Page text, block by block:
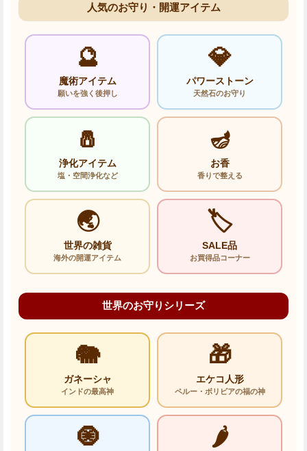
人気のお守り・開運アイテム
🔮
魔術アイテム
願いを強く後押し
💎
パワーストーン
天然石のお守り
🧂
浄化アイテム
塩・空間浄化など
🪔
お香
香りで整える
🌏
世界の雑貨
海外の開運アイテム
🏷️
SALE品
お買得品コーナー
世界のお守りシリーズ
🐘
ガネーシャ
インドの最高神
🎁
エケコ人形
ペルー・ボリビアの福の神
🧿 🌶️